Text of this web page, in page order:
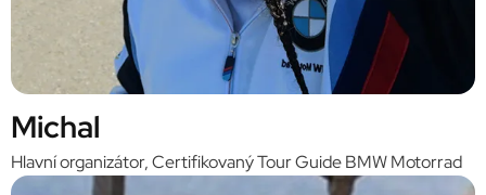
Michal
Hlavní organizátor, Certifikovaný Tour Guide BMW Motorrad